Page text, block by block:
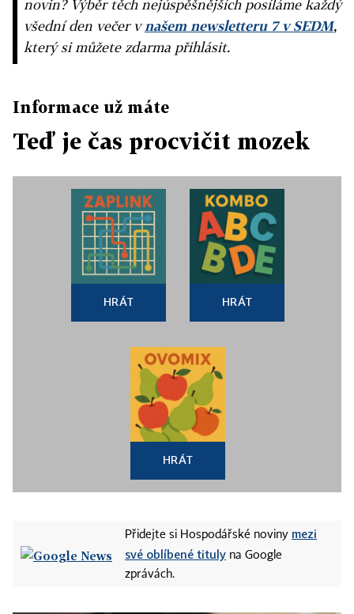
novin? Výběr těch nejúspěšnějších posíláme každý
všední den večer vnašem newsletteru 7 v SEDM,
který si můžete zdarma přihlásit.
Informace už máte
Teď je čas procvičit mozek
HRÁT HRÁT
HRÁT
Přidejte si Hospodářské noviny mezi
své oblíbené tituly na Google
zprávách.